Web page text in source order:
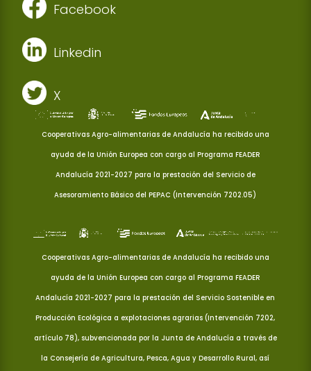
Facebook
Linkedin
X
Cooperativas Agro-alimentarias de Andalucía ha recibido una
ayuda de la Unión Europea con cargo al Programa FEADER
Andalucía 2021-2027 para la prestación del Servicio de
Asesoramiento Básico del PEPAC (Intervención 7202.05)
Cooperativas Agro-alimentarias de Andalucía ha recibido una
ayuda de la Unión Europea con cargo al Programa FEADER
Andalucía 2021-2027 para la prestación del Servicio Sostenible en
Producción Ecológica a explotaciones agrarias (Intervención 7202,
artículo 78), subvencionada por la Junta de Andalucía a través de
la Consejería de Agricultura, Pesca, Agua y Desarrollo Rural, así